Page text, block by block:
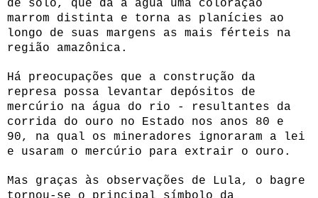
de solo, que dá à água uma coloração
marrom distinta e torna as planícies ao
longo de suas margens as mais férteis na
região amazônica.
Há preocupações que a construção da
represa possa levantar depósitos de
mercúrio na água do rio - resultantes da
corrida do ouro no Estado nos anos 80 e
90, na qual os mineradores ignoraram a lei
e usaram o mercúrio para extrair o ouro.
Mas graças às observações de Lula, o bagre